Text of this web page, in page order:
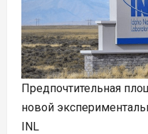
Предпочтительная
новой
INL